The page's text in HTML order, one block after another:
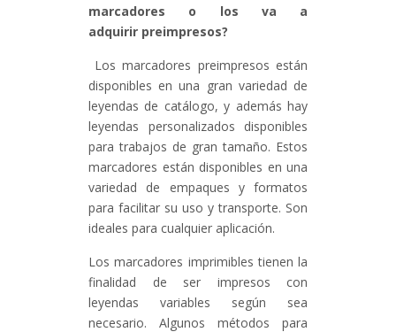
marcadores o los va a
adquirir preimpresos?
Los marcadores preimpresos están
disponibles en una gran variedad de
leyendas de catálogo, y además hay
leyendas personalizados disponibles
para trabajos de gran tamaño. Estos
marcadores están disponibles en una
variedad de empaques y formatos
para facilitar su uso y transporte. Son
ideales para cualquier aplicación.
Los marcadores imprimibles tienen la
finalidad de ser impresos con
leyendas variables según sea
necesario. Algunos métodos para